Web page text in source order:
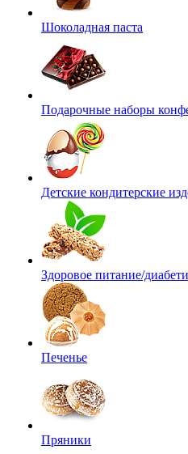
Шоколадная паста
Подарочные наборы
Детские кондитерские
Здоровое питание/
Печенье
Пряники